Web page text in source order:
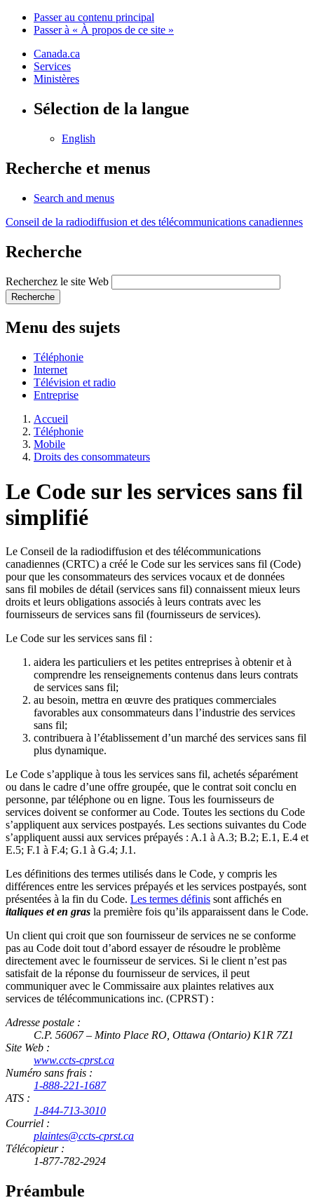
Passer au contenu principal
Passer à « À propos de ce site »
Canada.ca
Services
Ministères
Sélection de la langue
English
Recherche et menus
Search and menus
Conseil de la radiodiffusion et des télécommunications canadiennes
Recherche
Recherchez le site Web
Recherche
Menu des sujets
Téléphonie
Internet
Télévision et radio
Entreprise
Accueil
Téléphonie
Mobile
Droits des consommateurs
Le Code sur les services sans fil
simplifié
Le Conseil de la radiodiffusion et des télécommunications
canadiennes (CRTC) a créé le Code sur les services sans fil (Code)
pour que les consommateurs des services vocaux et de données
sans fil mobiles de détail (services sans fil) connaissent mieux leurs
droits et leurs obligations associés à leurs contrats avec les
fournisseurs de services sans fil (fournisseurs de services).
Le Code sur les services sans fil :
aidera les particuliers et les petites entreprises à obtenir et à
comprendre les renseignements contenus dans leurs contrats
de services sans fil;
au besoin, mettra en œuvre des pratiques commerciales
favorables aux consommateurs dans l’industrie des services
sans fil;
contribuera à l’établissement d’un marché des services sans fil
plus dynamique.
Le Code s’applique à tous les services sans fil, achetés séparément
ou dans le cadre d’une offre groupée, que le contrat soit conclu en
personne, par téléphone ou en ligne. Tous les fournisseurs de
services doivent se conformer au Code. Toutes les sections du Code
s’appliquent aux services postpayés. Les sections suivantes du Code
s’appliquent aussi aux services prépayés : A.1 à A.3; B.2; E.1, E.4 et
E.5; F.1 à F.4; G.1 à G.4; J.1.
Les définitions des termes utilisés dans le Code, y compris les
différences entre les services prépayés et les services postpayés, sont
présentées à la fin du Code. Les termes définis sont affichés en
italiques et en gras la première fois qu’ils apparaissent dans le Code.
Un client qui croit que son fournisseur de services ne se conforme
pas au Code doit tout d’abord essayer de résoudre le problème
directement avec le fournisseur de services. Si le client n’est pas
satisfait de la réponse du fournisseur de services, il peut
communiquer avec le Commissaire aux plaintes relatives aux
services de télécommunications inc. (CPRST) :
Adresse postale :
C.P. 56067 – Minto Place RO, Ottawa (Ontario) K1R 7Z1
Site Web :
www.ccts-cprst.ca
Numéro sans frais :
1-888-221-1687
ATS :
1-844-713-3010
Courriel :
plaintes@ccts-cprst.ca
Télécopieur :
1-877-782-2924
Préambule